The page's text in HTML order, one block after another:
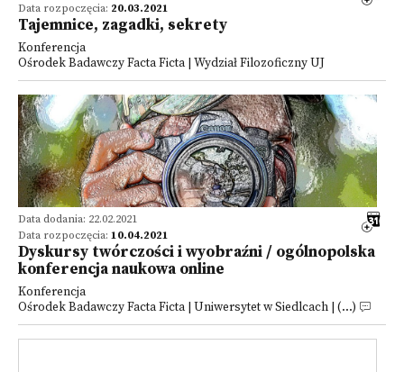
Data rozpoczęcia: 20.03.2021
Tajemnice, zagadki, sekrety
Konferencja
Ośrodek Badawczy Facta Ficta | Wydział Filozoficzny UJ
Data dodania: 22.02.2021
Data rozpoczęcia: 10.04.2021
Dyskursy twórczości i wyobraźni / ogólnopolska
konferencja naukowa online
Konferencja
Ośrodek Badawczy Facta Ficta | Uniwersytet w Siedlcach | (...)